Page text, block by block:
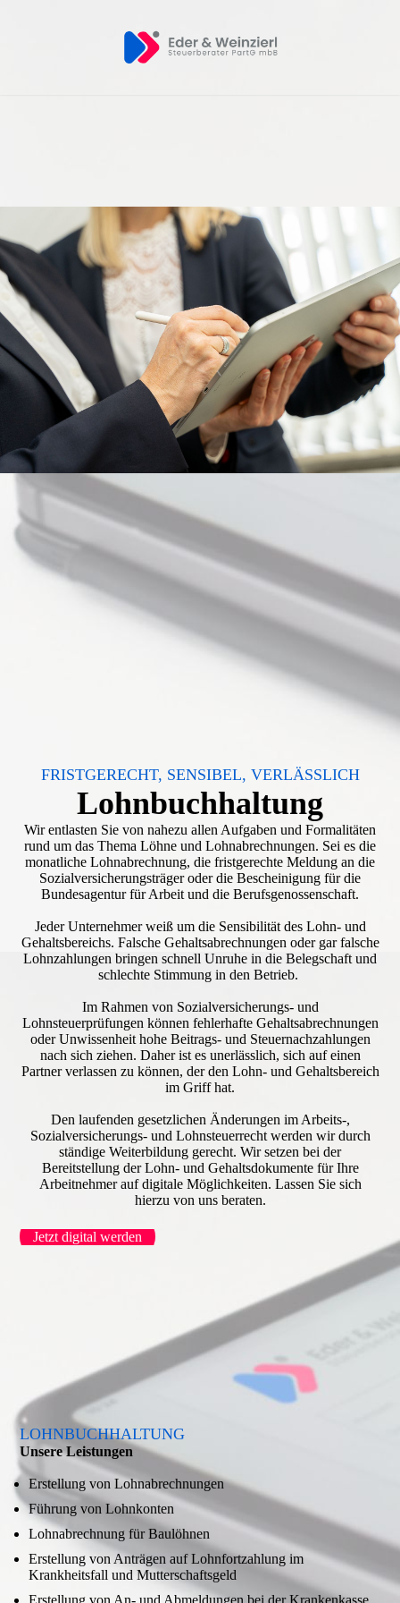
FRISTGERECHT, SENSIBEL, VERLÄSSLICH
Lohnbuchhaltung
Wir entlasten Sie von nahezu allen Aufgaben und Formalitäten
rund um das Thema Löhne und Lohnabrechnungen. Sei es die
monatliche Lohnabrechnung, die fristgerechte Meldung an die
Sozialversicherungsträger oder die Bescheinigung für die
Bundesagentur für Arbeit und die Berufsgenossenschaft.
Jeder Unternehmer weiß um die Sensibilität des Lohn- und
Gehaltsbereichs. Falsche Gehaltsabrechnungen oder gar falsche
Lohnzahlungen bringen schnell Unruhe in die Belegschaft und
schlechte Stimmung in den Betrieb.
Im Rahmen von Sozialversicherungs- und
Lohnsteuerprüfungen können fehlerhafte Gehaltsabrechnungen
oder Unwissenheit hohe Beitrags- und Steuernachzahlungen
nach sich ziehen. Daher ist es unerlässlich, sich auf einen
Partner verlassen zu können, der den Lohn- und Gehaltsbereich
im Griff hat.
Den laufenden gesetzlichen Änderungen im Arbeits-,
Sozialversicherungs- und Lohnsteuerrecht werden wir durch
ständige Weiterbildung gerecht. Wir setzen bei der
Bereitstellung der Lohn- und Gehaltsdokumente für Ihre
Arbeitnehmer auf digitale Möglichkeiten. Lassen Sie sich
hierzu von uns beraten.
Jetzt digital werden
LOHNBUCHHALTUNG
Unsere Leistungen
Erstellung von Lohnabrechnungen
Führung von Lohnkonten
Lohnabrechnung für Baulöhnen
Erstellung von Anträgen auf Lohnfortzahlung im
Krankheitsfall und Mutterschaftsgeld
Erstellung von An- und Abmeldungen bei der Krankenkasse